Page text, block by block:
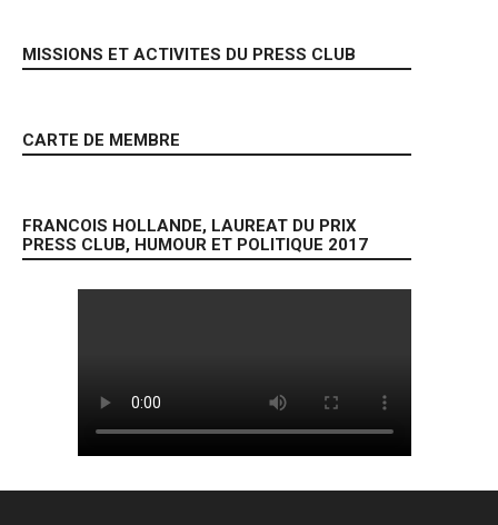
MISSIONS ET ACTIVITES DU PRESS CLUB
CARTE DE MEMBRE
FRANCOIS HOLLANDE, LAUREAT DU PRIX
PRESS CLUB, HUMOUR ET POLITIQUE 2017